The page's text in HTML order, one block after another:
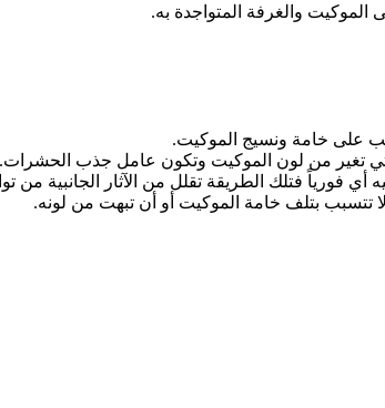
والغرفة المتواجدة به.
على خامة ونسيج الموكيت.
التي تغير من لون الموكيت وتكون عامل جذب الحشرات.
فتلك الطريقة تقلل من الآثار الجانبية من
تتسبب بتلف خامة الموكيت أو أن تبهت من لونه.